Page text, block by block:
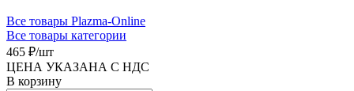
Все товары Plazma-Online
Все товары категории
465 ₽/шт
ЦЕНА УКАЗАНА С НДС
В корзину